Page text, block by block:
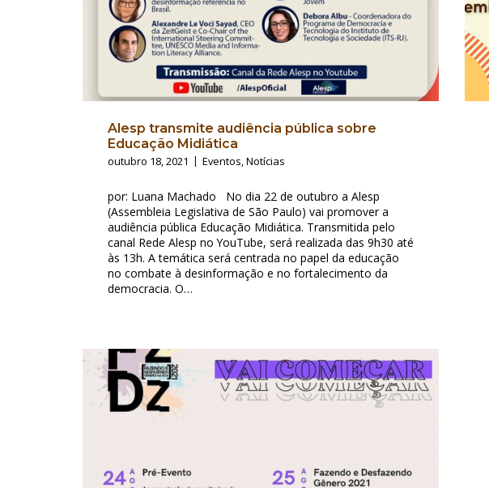
Alesp transmite audiência pública sobre
Educação Midiática
outubro 18, 2021 Eventos,Notícias
por: Luana Machado No dia 22 de outubro a Alesp
(Assembleia Legislativa de São Paulo) vai promover a
audiência pública Educação Midiática. Transmitida pelo
canal Rede Alesp no YouTube, será realizada das 9h30 até
às 13h. A temática será centrada no papel da educação
no combate à desinformação e no fortalecimento da
democracia. O…